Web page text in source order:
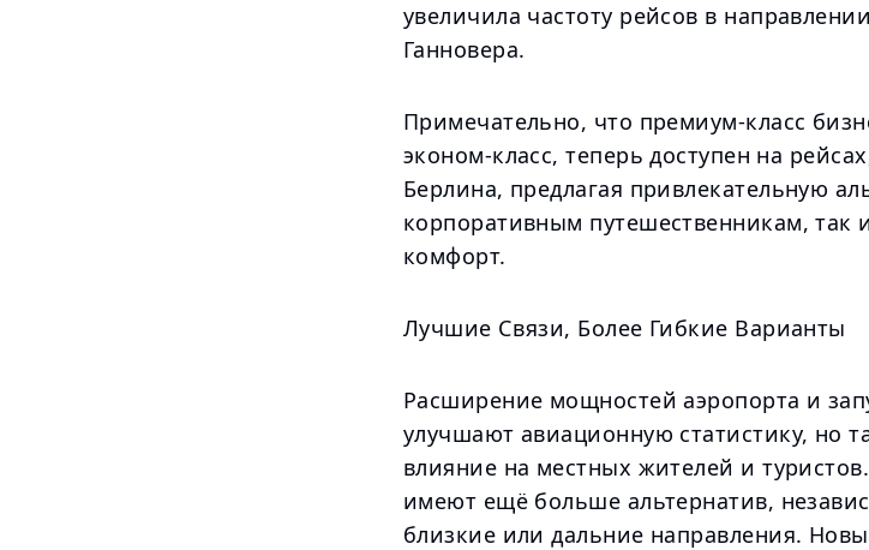
увеличила частоту рейсов в
Ганновера.
Примечательно, что премиум-класс
эконом-класс, теперь доступен на
Берлина, предлагая привлекательную
корпоративным путешественникам,
комфорт.
Лучшие Связи, Более Гибкие Варианты
Расширение мощностей аэропорта и
улучшают авиационную статистику, но
влияние на местных жителей и
имеют ещё больше альтернатив,
близкие или дальние направления.